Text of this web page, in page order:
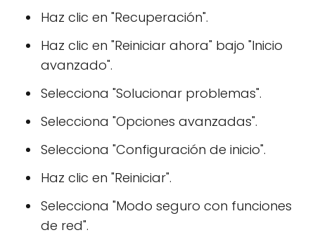
Haz clic en "Recuperación".
Haz clic en "Reiniciar ahora" bajo "Inicio
avanzado".
Selecciona "Solucionar problemas".
Selecciona "Opciones avanzadas".
Selecciona "Configuración de inicio".
Haz clic en "Reiniciar".
Selecciona "Modo seguro con funciones
de red".